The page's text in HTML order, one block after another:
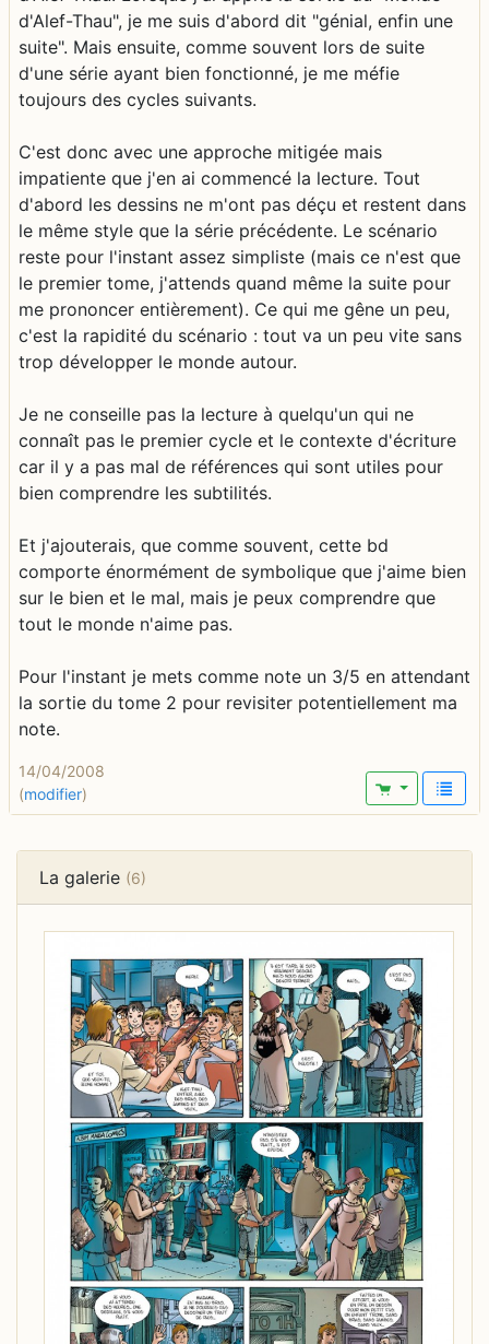
d'Alef-Thau", je me suis d'abord dit "génial, enfin une
suite". Mais ensuite, comme souvent lors de suite
d'une série ayant bien fonctionné, je me méfie
toujours des cycles suivants.
C'est donc avec une approche mitigée mais
impatiente que j'en ai commencé la lecture. Tout
d'abord les dessins ne m'ont pas déçu et restent dans
le même style que la série précédente. Le scénario
reste pour l'instant assez simpliste (mais ce n'est que
le premier tome, j'attends quand même la suite pour
me prononcer entièrement). Ce qui me gêne un peu,
c'est la rapidité du scénario : tout va un peu vite sans
trop développer le monde autour.
Je ne conseille pas la lecture à quelqu'un qui ne
connaît pas le premier cycle et le contexte d'écriture
car il y a pas mal de références qui sont utiles pour
bien comprendre les subtilités.
Et j'ajouterais, que comme souvent, cette bd
comporte énormément de symbolique que j'aime bien
sur le bien et le mal, mais je peux comprendre que
tout le monde n'aime pas.
Pour l'instant je mets comme note un 3/5 en attendant
la sortie du tome 2 pour revisiter potentiellement ma
note.
14/04/2008
(modifier)
La galerie (6)